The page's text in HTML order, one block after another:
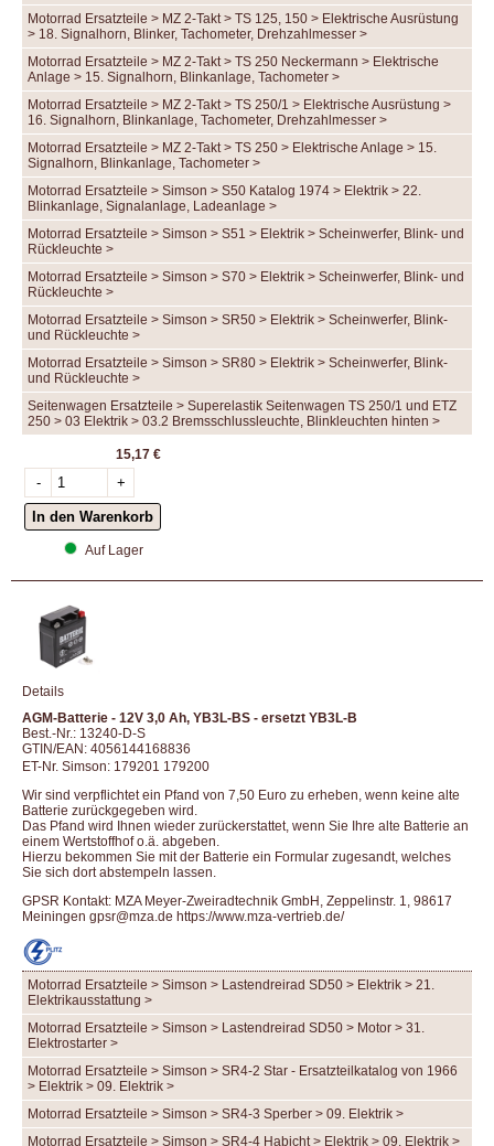
Motorrad Ersatzteile > MZ 2-Takt > TS 125, 150 > Elektrische Ausrüstung
> 18. Signalhorn, Blinker, Tachometer, Drehzahlmesser >
Motorrad Ersatzteile > MZ 2-Takt > TS 250 Neckermann > Elektrische
Anlage > 15. Signalhorn, Blinkanlage, Tachometer >
Motorrad Ersatzteile > MZ 2-Takt > TS 250/1 > Elektrische Ausrüstung >
16. Signalhorn, Blinkanlage, Tachometer, Drehzahlmesser >
Motorrad Ersatzteile > MZ 2-Takt > TS 250 > Elektrische Anlage > 15.
Signalhorn, Blinkanlage, Tachometer >
Motorrad Ersatzteile > Simson > S50 Katalog 1974 > Elektrik > 22.
Blinkanlage, Signalanlage, Ladeanlage >
Motorrad Ersatzteile > Simson > S51 > Elektrik > Scheinwerfer, Blink- und
Rückleuchte >
Motorrad Ersatzteile > Simson > S70 > Elektrik > Scheinwerfer, Blink- und
Rückleuchte >
Motorrad Ersatzteile > Simson > SR50 > Elektrik > Scheinwerfer, Blink-
und Rückleuchte >
Motorrad Ersatzteile > Simson > SR80 > Elektrik > Scheinwerfer, Blink-
und Rückleuchte >
Seitenwagen Ersatzteile > Superelastik Seitenwagen TS 250/1 und ETZ
250 > 03 Elektrik > 03.2 Bremsschlussleuchte, Blinkleuchten hinten >
15,17 €
Auf Lager
Details
AGM-Batterie - 12V 3,0 Ah, YB3L-BS - ersetzt YB3L-B
Best.-Nr.: 13240-D-S
GTIN/EAN: 4056144168836
ET-Nr. Simson: 179201 179200
Wir sind verpflichtet ein Pfand von 7,50 Euro zu erheben, wenn keine alte
Batterie zurückgegeben wird.
Das Pfand wird Ihnen wieder zurückerstattet, wenn Sie Ihre alte Batterie an
einem Wertstoffhof o.ä. abgeben.
Hierzu bekommen Sie mit der Batterie ein Formular zugesandt, welches
Sie sich dort abstempeln lassen.
GPSR Kontakt: MZA Meyer-Zweiradtechnik GmbH, Zeppelinstr. 1, 98617
Meiningen gpsr@mza.de https://www.mza-vertrieb.de/
Motorrad Ersatzteile > Simson > Lastendreirad SD50 > Elektrik > 21.
Elektrikausstattung >
Motorrad Ersatzteile > Simson > Lastendreirad SD50 > Motor > 31.
Elektrostarter >
Motorrad Ersatzteile > Simson > SR4-2 Star - Ersatzteilkatalog von 1966
> Elektrik > 09. Elektrik >
Motorrad Ersatzteile > Simson > SR4-3 Sperber > 09. Elektrik >
Motorrad Ersatzteile > Simson > SR4-4 Habicht > Elektrik > 09. Elektrik >